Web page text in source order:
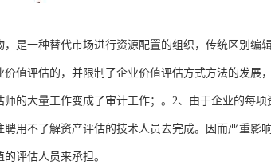
是一种替代市场进行资源配置的组织，传统区别编
值评估的，并限制了企业价值评估方式方法的发展
的大量工作变成了审计工作；。2、由于企业的每
用不了解资产评估的技术人员去完成。因而严重影
评估人员来承担。